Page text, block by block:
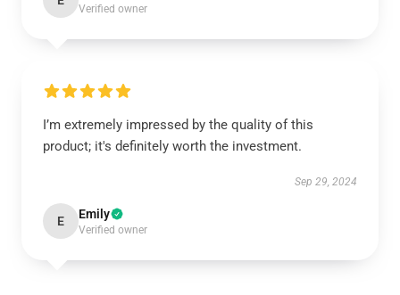
Verified owner
I’m extremely impressed by the quality of this
product; it's definitely worth the investment.
Sep 29, 2024
E Emily
Verified owner